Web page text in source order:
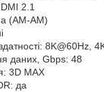
2.1
(AM-AM)
8K@60Hz,
даних, Gbps: 48
3D MAX
да